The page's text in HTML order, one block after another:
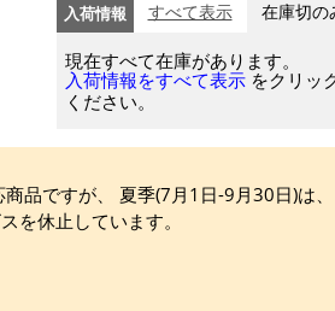
入荷情報 すべて表示 在庫切の
現在すべて在庫があります。
入荷情報をすべて表示 をクリッ
ください。
商品ですが、 夏季(7月1日-9月30日)は、
を休止しています。